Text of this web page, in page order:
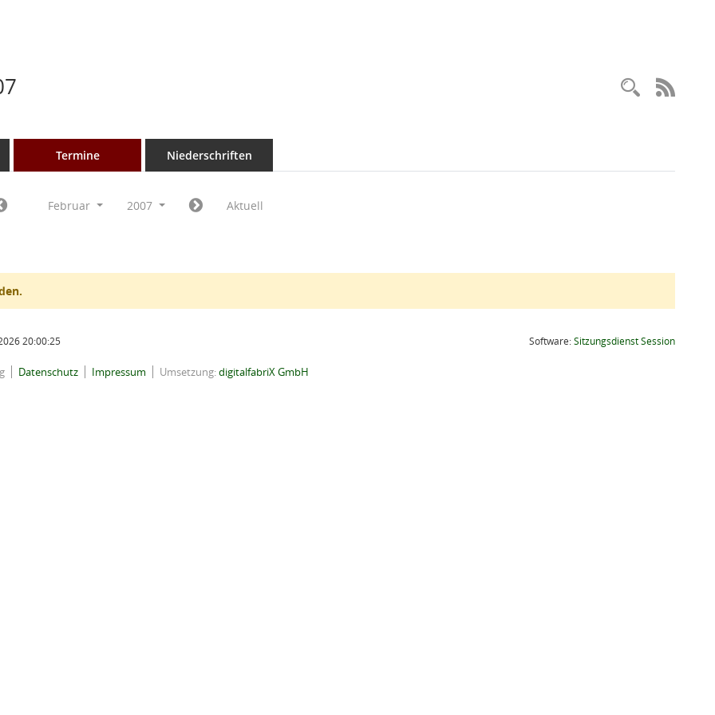
Termine Niederschriften
Februar 2007 Aktuell
20:00:25 Software:SitzungsdienstSession(Wird in
Datenschutz Impressum Umsetzung:digitalfabriX GmbH